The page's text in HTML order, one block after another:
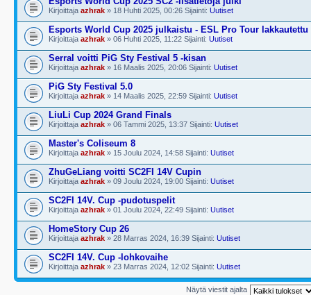
Kirjoittaja azhrak » 18 Huhti 2025, 00:26 Sijainti: Uutiset
Esports World Cup 2025 julkaistu - ESL Pro Tour lakkautettu
Kirjoittaja azhrak » 06 Huhti 2025, 11:22 Sijainti: Uutiset
Serral voitti PiG Sty Festival 5 -kisan
Kirjoittaja azhrak » 16 Maalis 2025, 20:06 Sijainti: Uutiset
PiG Sty Festival 5.0
Kirjoittaja azhrak » 14 Maalis 2025, 22:59 Sijainti: Uutiset
LiuLi Cup 2024 Grand Finals
Kirjoittaja azhrak » 06 Tammi 2025, 13:37 Sijainti: Uutiset
Master's Coliseum 8
Kirjoittaja azhrak » 15 Joulu 2024, 14:58 Sijainti: Uutiset
ZhuGeLiang voitti SC2FI 14V Cupin
Kirjoittaja azhrak » 09 Joulu 2024, 19:00 Sijainti: Uutiset
SC2FI 14V. Cup -pudotuspelit
Kirjoittaja azhrak » 01 Joulu 2024, 22:49 Sijainti: Uutiset
HomeStory Cup 26
Kirjoittaja azhrak » 28 Marras 2024, 16:39 Sijainti: Uutiset
SC2FI 14V. Cup -lohkovaihe
Kirjoittaja azhrak » 23 Marras 2024, 12:02 Sijainti: Uutiset
Näytä viestit ajalta